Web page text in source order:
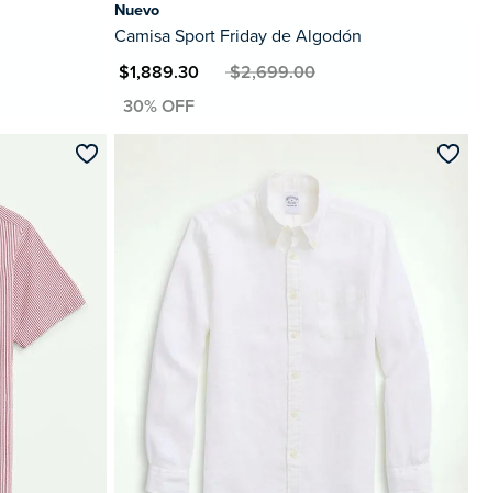
Nuevo
Camisa Sport Friday de Algodón
MXN $1,889.30MXN $2,699.00